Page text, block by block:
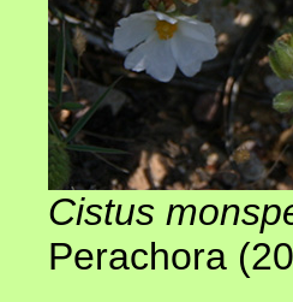
Cistus
Perachora